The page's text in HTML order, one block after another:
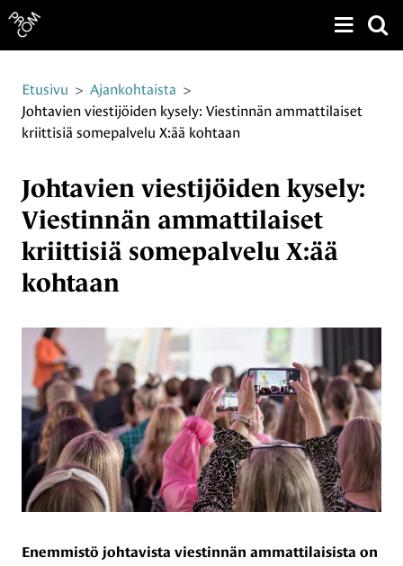
Näytä
Etusivu > Ajankohtaista >
Johtavien viestijöiden kysely: Viestinnän ammattilaiset
kriittisiä somepalvelu X:ää kohtaan
Johtavien viestijöiden kysely:
Viestinnän ammattilaiset
kriittisiä somepalvelu X:ää
kohtaan
Enemmistö johtavista viestinnän ammattilaisista on